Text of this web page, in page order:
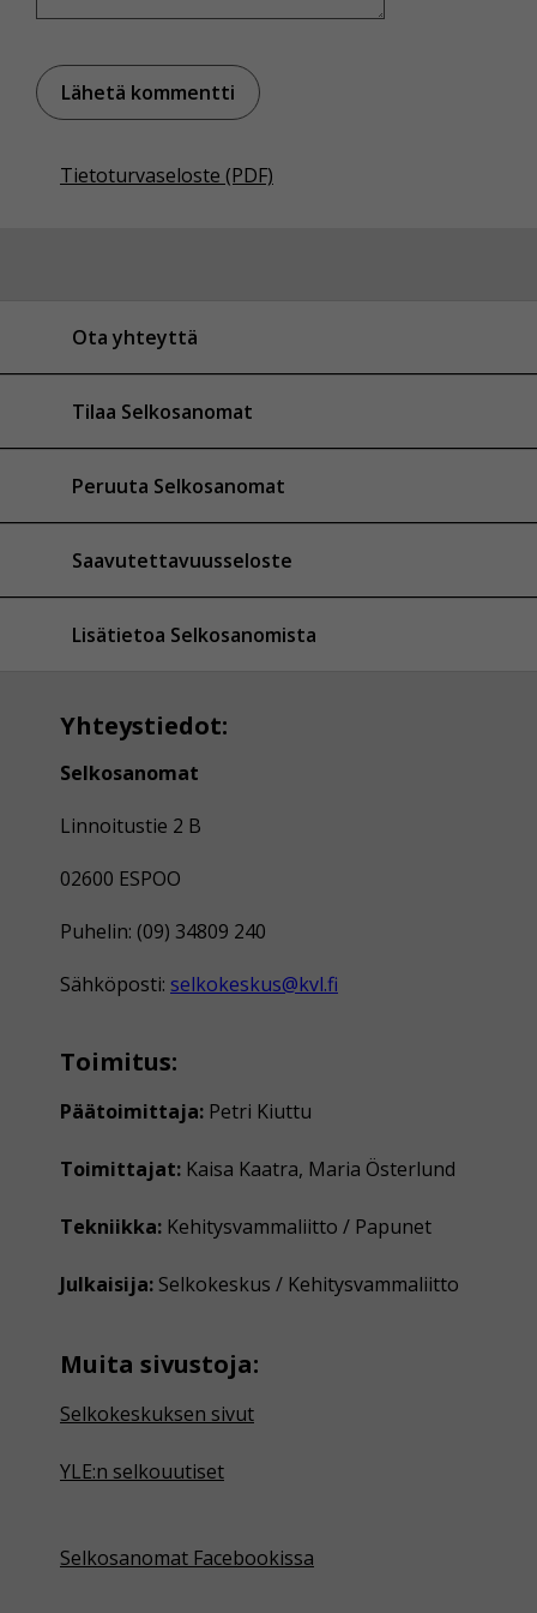
Tietoturvaseloste (PDF)
Ota yhteyttä
Tilaa Selkosanomat
Peruuta Selkosanomat
Saavutettavuusseloste
Lisätietoa Selkosanomista
Yhteystiedot:
Selkosanomat
Linnoitustie 2 B
02600 ESPOO
Puhelin: (09) 34809 240
Sähköposti: selkokeskus@kvl.fi
Toimitus:
Päätoimittaja: Petri Kiuttu
Toimittajat: Kaisa Kaatra, Maria Österlund
Tekniikka: Kehitysvammaliitto / Papunet
Julkaisija: Selkokeskus / Kehitysvammaliitto
Muita sivustoja:
Selkokeskuksen sivut
YLE:n selkouutiset
Selkosanomat Facebookissa